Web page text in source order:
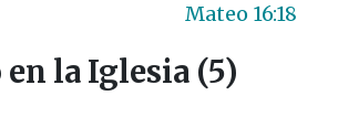
Mateo 16:18
en la Iglesia (5)